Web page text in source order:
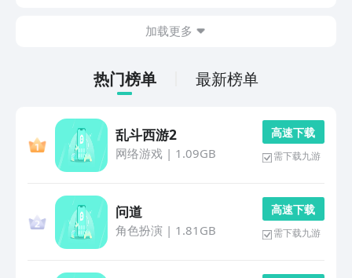
加载更多
热门榜单 最新榜单
乱斗西游2
网络游戏| 1.09GB
高 速 下 载
需下载九游
问道
角色扮演 | 1.81GB
高 速 下 载
需下载九游